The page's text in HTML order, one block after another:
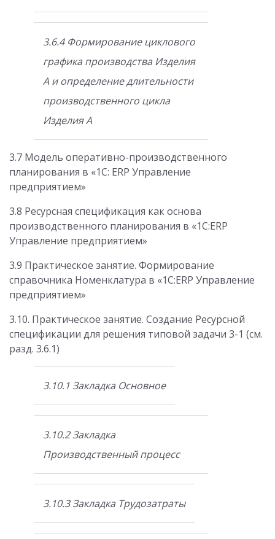
3.6.4 Формирование циклового
графика производства Изделия
А и определение длительности
производственного цикла
Изделия А
3.7 Модель оперативно-производственного
планирования в «1С: ERP Управление
предприятием»
3.8 Ресурсная спецификация как основа
производственного планирования в «1С:ERP
Управление предприятием»
3.9 Практическое занятие. Формирование
справочника Номенклатура в «1С:ERP Управление
предприятием»
3.10. Практическое занятие. Создание Ресурсной
спецификации для решения типовой задачи 3-1 (см.
разд. 3.6.1)
3.10.1 Закладка Основное
3.10.2 Закладка
Производственный процесс
3.10.3 Закладка Трудозатраты